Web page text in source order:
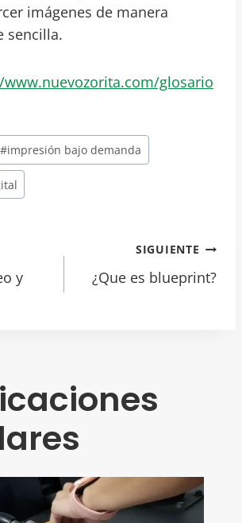
imágenes de manera
sencilla.
glosario
#impresión bajo demanda
y
SIGUIENTE
¿Que es blueprint?